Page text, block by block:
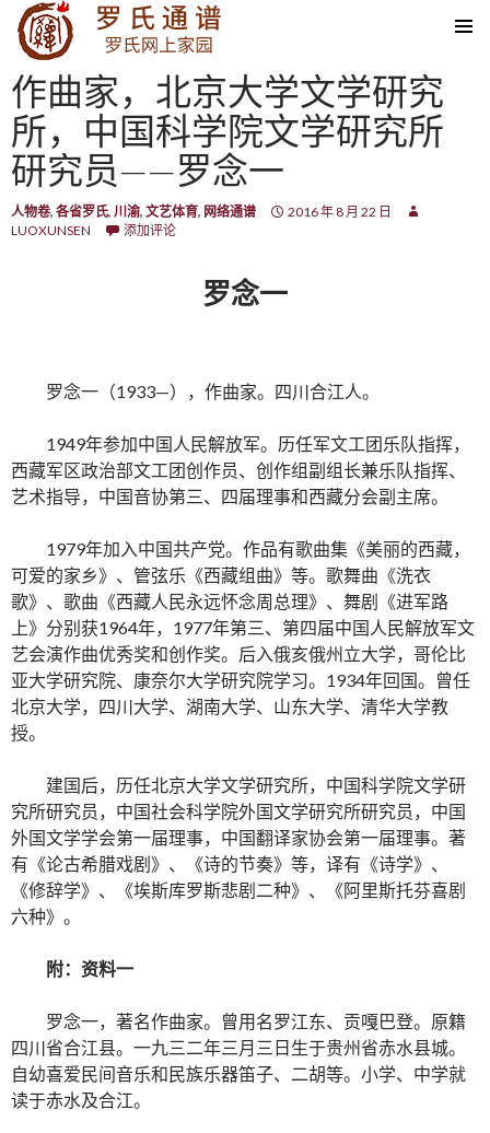
SKIP TO CONTENT
作曲家，北京大学文学研究
所，中国科学院文学研究所
研究员——罗念一
人物卷, 各省罗氏, 川渝, 文艺体育, 网络通谱
2016 年 8 月 22 日
LUOXUNSEN
添加评论
罗念一
罗念一（1933—），作曲家。四川合江人。
1949年参加中国人民解放军。历任军文工团乐队指挥，
西藏军区政治部文工团创作员、创作组副组长兼乐队指挥、
艺术指导，中国音协第三、四届理事和西藏分会副主席。
1979年加入中国共产党。作品有歌曲集《美丽的西藏，
可爱的家乡》、管弦乐《西藏组曲》等。歌舞曲《洗衣
歌》、歌曲《西藏人民永远怀念周总理》、舞剧《进军路
上》分别获1964年，1977年第三、第四届中国人民解放军文
艺会演作曲优秀奖和创作奖。后入俄亥俄州立大学，哥伦比
亚大学研究院、康奈尔大学研究院学习。1934年回国。曾任
北京大学，四川大学、湖南大学、山东大学、清华大学教
授。
建国后，历任北京大学文学研究所，中国科学院文学研
究所研究员，中国社会科学院外国文学研究所研究员，中国
外国文学学会第一届理事，中国翻译家协会第一届理事。著
有《论古希腊戏剧》、《诗的节奏》等，译有《诗学》、
《修辞学》、《埃斯库罗斯悲剧二种》、《阿里斯托芬喜剧
六种》。
附：资料一
罗念一，著名作曲家。曾用名罗江东、贡嘎巴登。原籍
四川省合江县。一九三二年三月三日生于贵州省赤水县城。
自幼喜爱民间音乐和民族乐器笛子、二胡等。小学、中学就
读于赤水及合江。